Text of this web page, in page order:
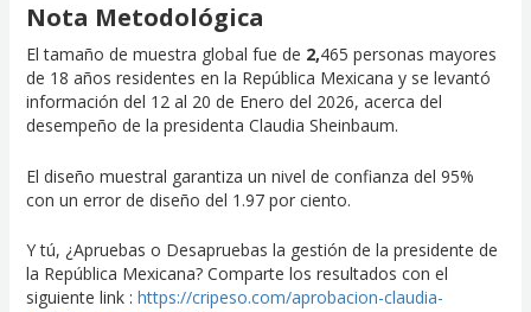
Nota Metodológica
El tamaño de muestra global fue de 2,465 personas mayores
de 18 años residentes en la República Mexicana y se levantó
información del 12 al 20 de Enero del 2026, acerca del
desempeño de la presidenta Claudia Sheinbaum.
El diseño muestral garantiza un nivel de confianza del 95%
con un error de diseño del 1.97 por ciento.
Y tú, ¿Apruebas o Desapruebas la gestión de la presidente de
la República Mexicana? Comparte los resultados con el
siguiente link : https://cripeso.com/aprobacion-claudia-